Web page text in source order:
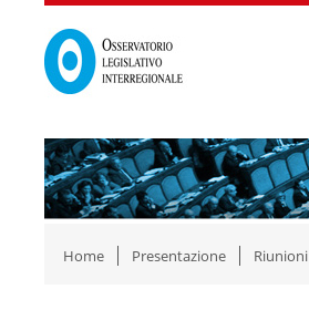
Home Presentazione Riunioni